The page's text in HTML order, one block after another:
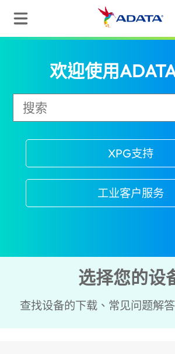
欢迎使用
XPG支持
工业客户服务
选择您的设
查找设备的下载、常见问题解